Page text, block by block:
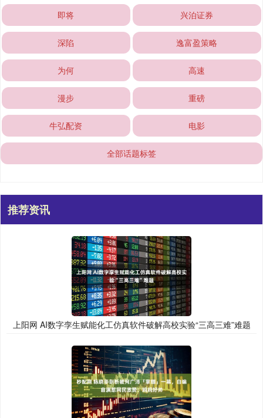
即将 兴泊证券
深陷 逸富盈策略
为何 高速
漫步 重磅
牛弘配资 电影
全部话题标签
推荐资讯
上阳网 AI数字孪生赋能化工仿真软件破解高校实验“三高三难”难题